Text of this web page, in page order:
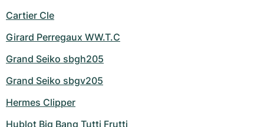
Cartier Cle
Girard Perregaux WW.T.C
Grand Seiko sbgh205
Grand Seiko sbgv205
Hermes Clipper
Hublot Big Bang Tutti Frutti